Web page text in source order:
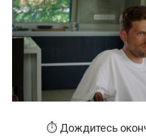
⏱️ Дождитесь